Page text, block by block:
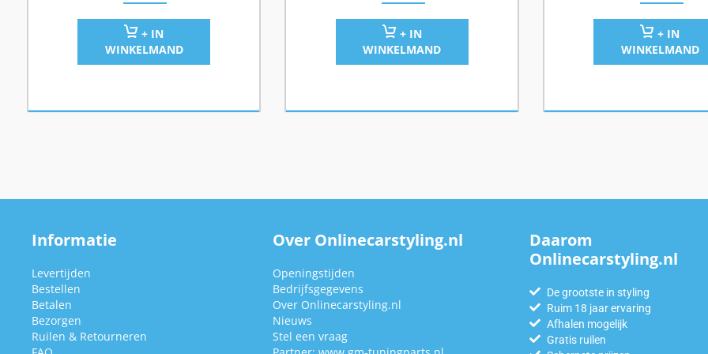
+ IN
WINKELMAND
+ IN
WINKELMAND
+ IN
WINKELMAND
Informatie
Levertijden
Bestellen
Betalen
Bezorgen
Ruilen & Retourneren
Over Onlinecarstyling.nl
Openingstijden
Bedrijfsgegevens
Over Onlinecarstyling.nl
Nieuws
Stel een vraag
Daarom
Onlinecarstyling.nl
De grootste in styling
Ruim 18 jaar ervaring
Afhalen mogelijk
Gratis ruilen